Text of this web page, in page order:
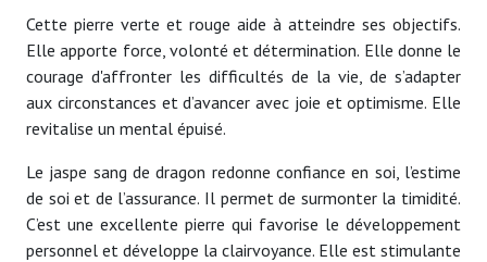
Cette pierre verte et rouge aide à atteindre ses objectifs.
Elle apporte force, volonté et détermination. Elle donne le
courage d'affronter les difficultés de la vie, de s’adapter
aux circonstances et d’avancer avec joie et optimisme. Elle
revitalise un mental épuisé.
Le jaspe sang de dragon redonne confiance en soi, l’estime
de soi et de l’assurance. Il permet de surmonter la timidité.
C’est une excellente pierre qui favorise le développement
personnel et développe la clairvoyance. Elle est stimulante